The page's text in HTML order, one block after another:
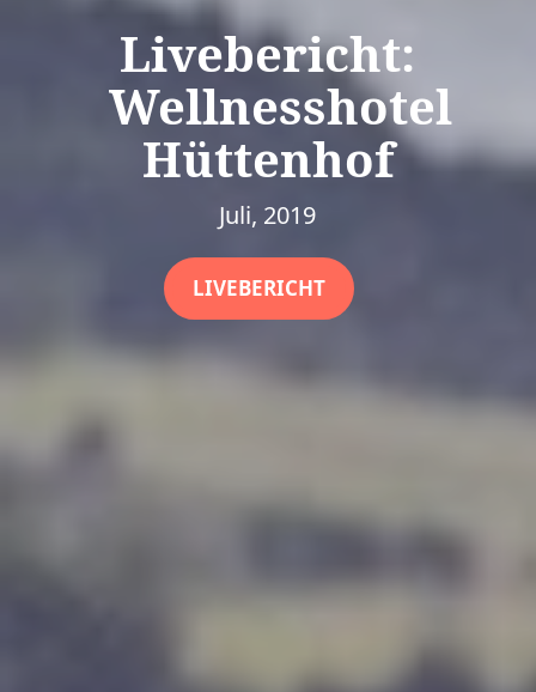
Livebericht:
Wellnesshotel
Hüttenhof
Juli, 2019
LIVEBERICHT